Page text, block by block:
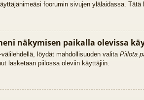
foorumin sivujen ylälaidassa.
näkymisen paikalla olevissa
löydät mahdollisuuden valita Piilota
lasketaan piilossa oleviin käyttäjiin.